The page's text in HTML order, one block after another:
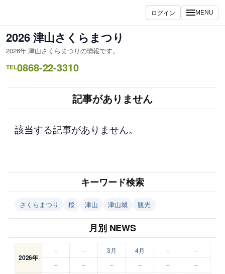
を
ス
キ
ッ
ログイン MENU
2026 津山さくらまつり
2026年 津山さくらまつりの情報です。
TEL0868-22-3310
記事がありません
該当する記事がありません。
キーワード検索
さくらまつり 桜 津山 津山城 観光
月別 NEWS
2026年
– – 3月 4月 –
–
–
– – – – –